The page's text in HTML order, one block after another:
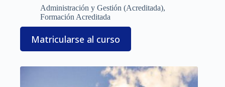
Administración y Gestión (Acreditada),
Formación Acreditada
Matricularse al curso